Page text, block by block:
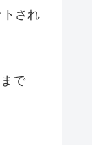
トされ
で